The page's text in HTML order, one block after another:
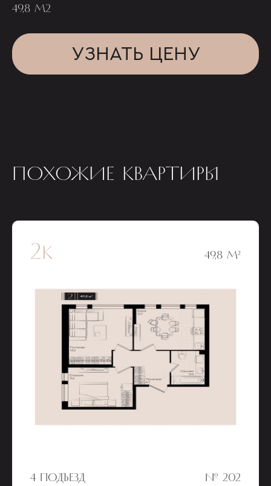
49,8 М2
УЗНАТЬ ЦЕНУ
ПОХОЖИЕ КВАРТИРЫ
2к 49,8 М²
4 ПОДЪЕЗД № 202